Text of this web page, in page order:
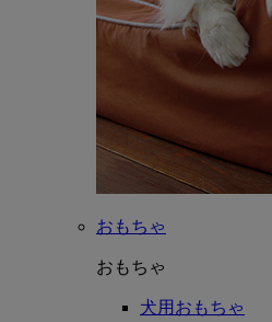
おもちゃ
おもちゃ
犬用おもちゃ